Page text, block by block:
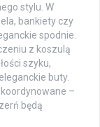
stylu. W
bankiety czy
spodnie.
z koszulą
szyku,
buty.
–
będą